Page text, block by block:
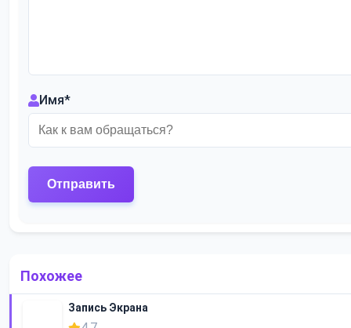
Имя*
Похожее
Запись Экрана